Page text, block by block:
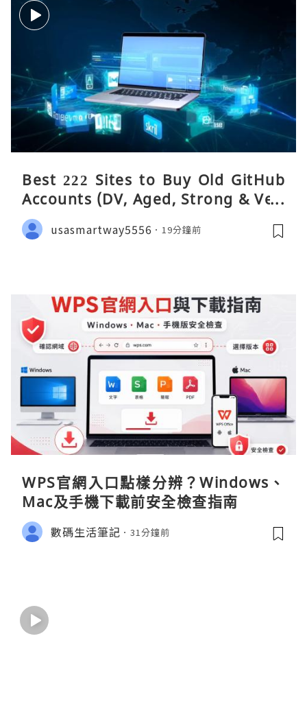
Best 222 Sites to Buy Old GitHub
Accounts (DV, Aged, Strong & Veri
fied)
usasmartway5556 19分鐘前
WPS官網入口點樣分辨？Windows、
Mac及手機下載前安全檢查指南
數碼生活筆記 31分鐘前